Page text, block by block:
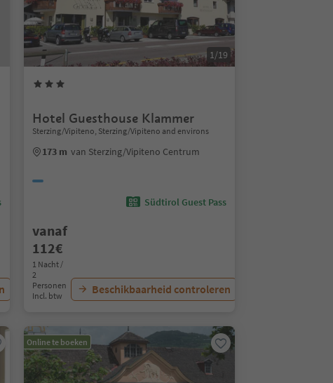
1/19
Hotel Guesthouse Klammer
Sterzing/Vipiteno, Sterzing/Vipiteno and environs
173 m van Sterzing/Vipiteno Centrum
Südtirol Guest Pass
vanaf
112€
1 Nacht /
2
Personen
Incl. btw
Beschikbaarheid controleren
Online te boeken